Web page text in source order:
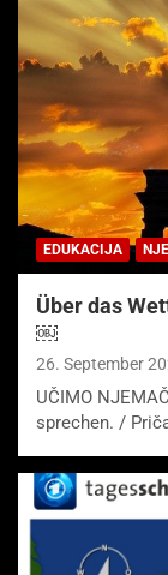
EDUKACIJA
Über das
￼
26. September
UČIMO
sprechen. /